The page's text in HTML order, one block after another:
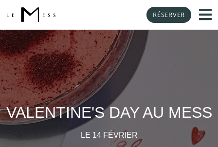
RÉSERVER
VALENTINE'S DAY AU MESS
LE 14 FÉVRIER